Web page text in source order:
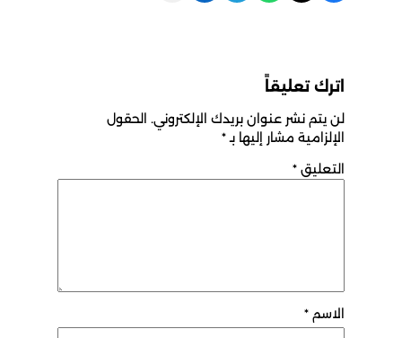
اترك تعليقاً
لن يتم نشر عنوان بريدك الإلكتروني. الحقول
الإلزامية مشار إليها بـ *
التعليق*
الاسم*